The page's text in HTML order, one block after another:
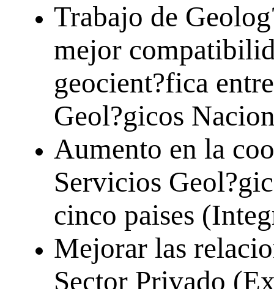
Trabajo de
mejor
geocient?fica
Geol?gicos
Aumento en la
Servicios
cinco paises
Mejorar las
Sector Privado